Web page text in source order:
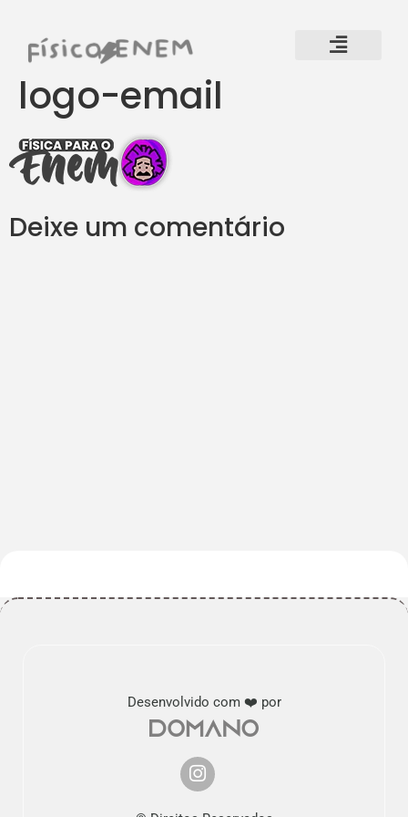
logo-email
Deixe um comentário
Desenvolvido com ❤️ por